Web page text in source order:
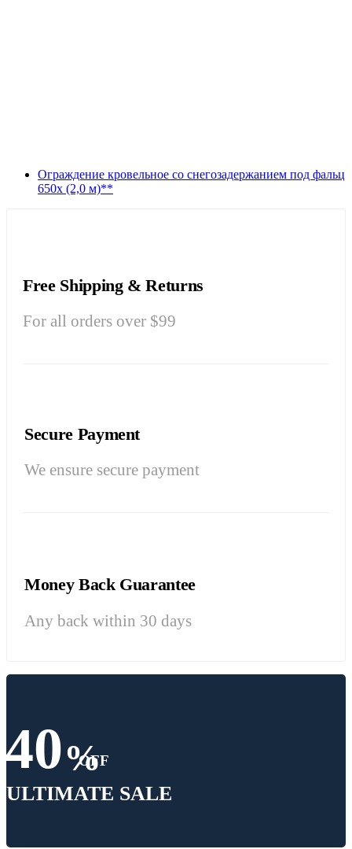
Ограждение кровельное со снегозадержанием под фальц
650х (2,0 м)**
Free Shipping & Returns
For all orders over $99
Secure Payment
We ensure secure payment
Money Back Guarantee
Any back within 30 days
40%
OFF
ULTIMATE SALE